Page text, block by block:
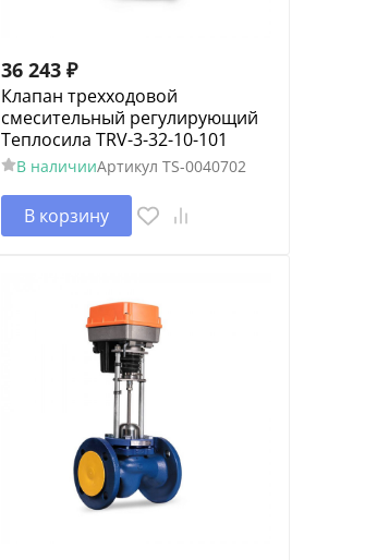
36 243 ₽
Клапан трехходовой
смесительный регулирующий
Теплосила TRV-3-32-10-101
В наличииАртикул TS-0040702
В корзину